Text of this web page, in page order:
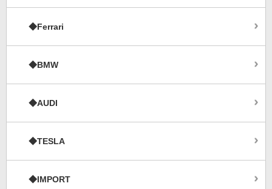
◆Ferrari
◆BMW
◆AUDI
◆TESLA
◆IMPORT